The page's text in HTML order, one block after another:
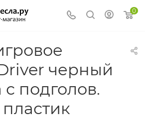
0
черный
с подголов.
пластик